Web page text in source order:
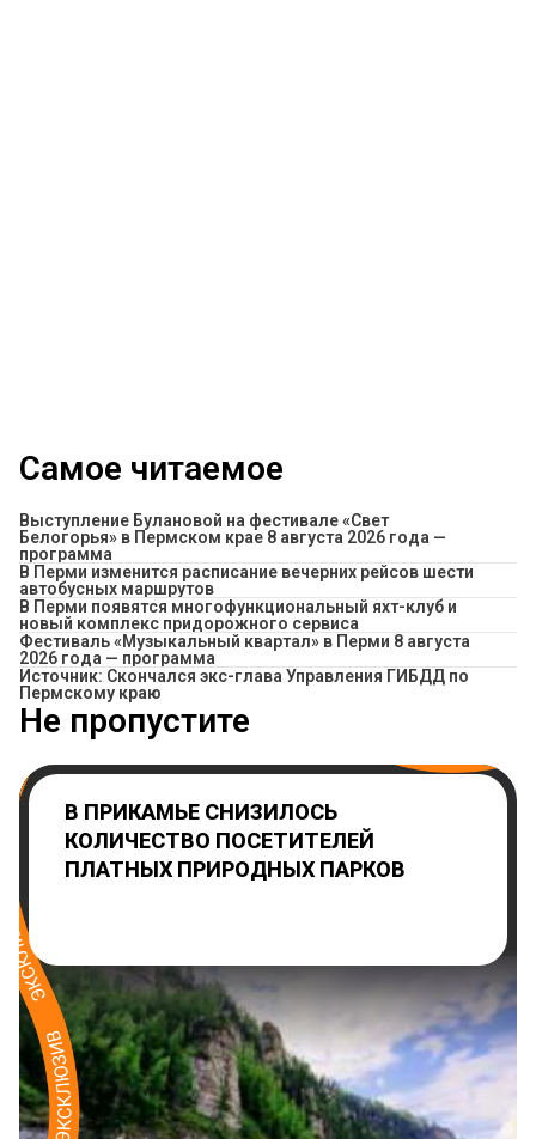
Самое читаемое
Выступление Булановой на фестивале «Свет
Белогорья» в Пермском крае 8 августа 2026 года —
программа
​В Перми изменится расписание вечерних рейсов шести
автобусных маршрутов
В Перми появятся многофункциональный яхт-клуб и
новый комплекс придорожного сервиса
Фестиваль «Музыкальный квартал» в Перми 8 августа
2026 года — программа
Источник: Скончался экс-глава Управления ГИБДД по
Пермскому краю
Не пропустите
В ПРИКАМЬЕ СНИЗИЛОСЬ
КОЛИЧЕСТВО ПОСЕТИТЕЛЕЙ
ПЛАТНЫХ ПРИРОДНЫХ ПАРКОВ